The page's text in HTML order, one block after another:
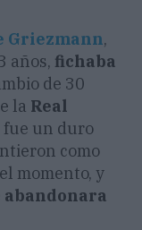
Griezmann,
años, fichaba
de 30
la Real
fue un duro
como
momento, y
abandonara